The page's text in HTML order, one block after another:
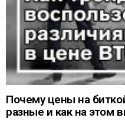
Почему цены на
разные и как на этом